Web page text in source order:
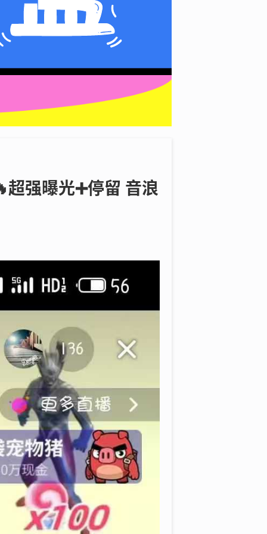
强曝光➕停留 音浪